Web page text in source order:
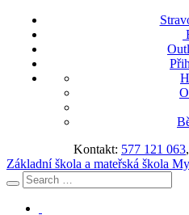
Kontakt: 577 121 063,
Základní škola a mateřská škola